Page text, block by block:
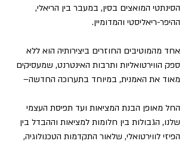
הסינתטי המואצים בסין, במעבר בין הריאלי,
ההיפר-ריאליסטי והמדומיין.
אחד מהמוטיבים החוזרים ביצירותיה הוא ללא
ספק הווירטואליות ותרבות האינטרנט, שמעסיקים
מאוד את האמנית, במיוחד בתערוכה החדשה–
החל מאופן הבנת המציאות ועד תפיסת העצמי
שלנו, הגבולות בין חלומות למציאות וההבדל בין
הפיזי לווירטואלי, שלאור התקדמות הטכנולוגיה,